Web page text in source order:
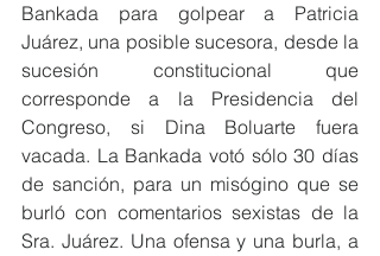
Bankada para golpear a Patricia
Juárez, una posible sucesora, desde la
sucesión constitucional que
corresponde a la Presidencia del
Congreso, si Dina Boluarte fuera
vacada. La Bankada votó sólo 30 días
de sanción, para un misógino que se
burló con comentarios sexistas de la
Sra. Juárez. Una ofensa y una burla, a